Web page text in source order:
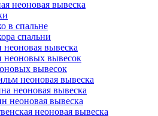
неоновая вывеска
в спальне
спальни
неоновая вывеска
неоновых вывесок
вывесок
неоновая вывеска
неоновая вывеска
неоновая вывеска
неоновая вывеска